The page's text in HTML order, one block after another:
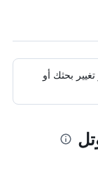
بحثك أو